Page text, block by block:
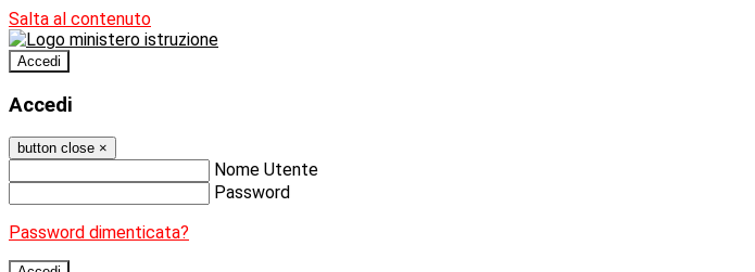
Salta al contenuto
Accedi
Accedi
button close ×
Nome Utente
Password
Password dimenticata?